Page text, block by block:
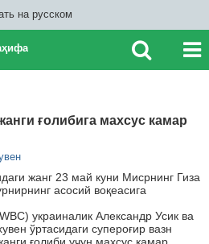
на русском
ғолибига махсус камар
жанг 23 май куни Мисрнинг Гиза
асосий воқеасига
украиналик Александр Усик ва
ўртасидаги супероғир вазн